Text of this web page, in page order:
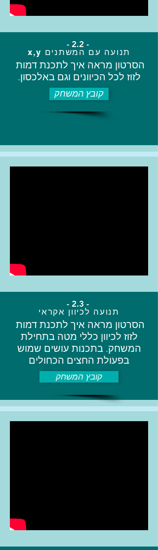
- 2.2 -
תנועה עם המשתנים x,y
הסרטון מראה איך לתכנת דמות
לזוז לכל הכיוונים וגם באלכסון.
קובץ המשחק
- 2.3 -
תנועה לכיוון אקראי
הסרטון מראה איך לתכנת דמות
לזוז לכיוון כללי מטה בתחילת
המשחק. בתכנות עושים שמוש
בפעולת החצים הכחולים
קובץ המשחק